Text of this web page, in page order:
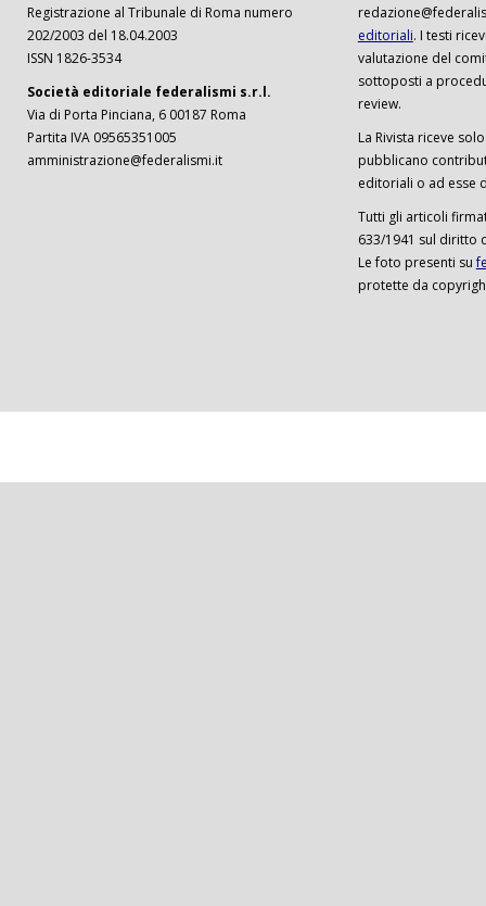
Registrazione al Tribunale di Roma numero
202/2003 del 18.04.2003
ISSN 1826-3534
Società editoriale federalismi s.r.l.
Via di Porta Pinciana, 6 00187 Roma
Partita IVA 09565351005
amministrazione@federalismi.it
editoriali. I testi
valutazione del
sottoposti a
review.
La Rivista riceve
pubblicano
editoriali o ad esse
Tutti gli articoli
633/1941 sul diritto
Le foto presenti su
protette da